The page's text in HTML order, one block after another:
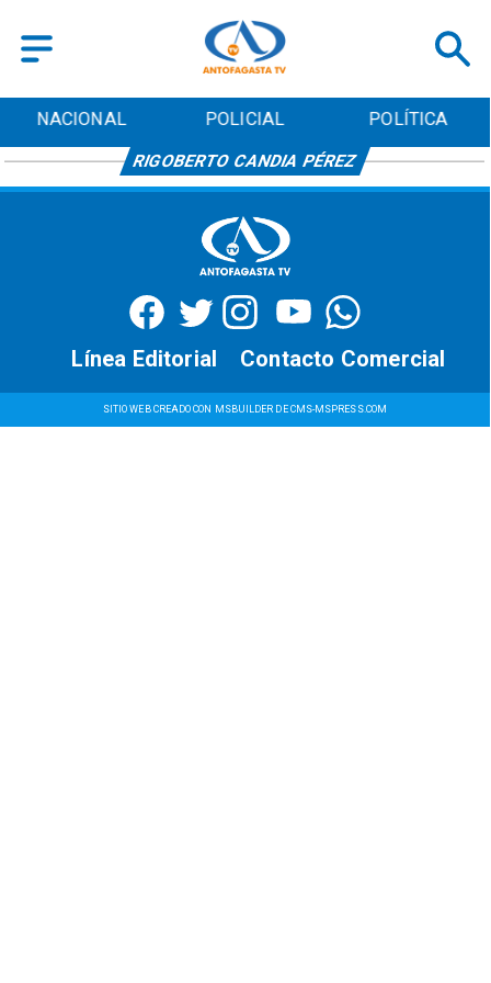
NACIONAL POLICIAL POLÍTICA
RIGOBERTO CANDIA PÉREZ
SITIO WEB CREADO CON MSBUILDER DE CMS-MSPRESS.COM
Contacto Comercial
Línea Editorial